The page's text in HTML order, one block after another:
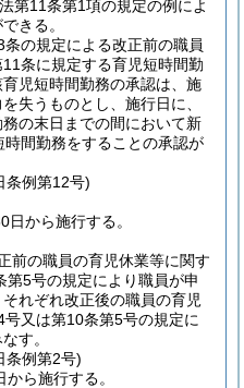
第11条第1項の規定の例によ
きる。
の規定による改正前の職員
条に規定する育児短時間勤
児短時間勤務の承認は、施
失うものとし、施行日に、
の末日までの間において新
間勤務をすることの承認が
条例第12号)
から施行する。
前の職員の育児休業等に関す
5号の規定により職員が申
れぞれ改正後の職員の育児
又は第10条第5号の規定に
す。
条例第2号)
ら施行する。